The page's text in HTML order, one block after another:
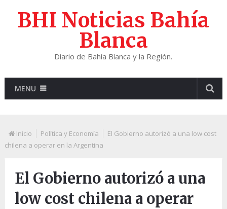
BHI Noticias Bahía
Blanca
Diario de Bahía Blanca y la Región.
MENU
Inicio Política y Economía
El Gobierno autorizó a una low cost
chilena a operar en la Argentina
El Gobierno autorizó a una
low cost chilena a operar